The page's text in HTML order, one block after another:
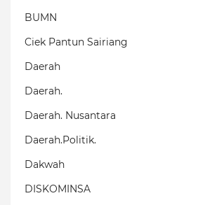
BUMN
Ciek Pantun Sairiang
Daerah
Daerah.
Daerah. Nusantara
Daerah.Politik.
Dakwah
DISKOMINSA